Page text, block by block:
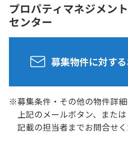
プロパティマネジメン
センター
募集物件に対す
募集条件・その他の物件詳細
上記のメールボタン、また
記載の担当者までお問合せく